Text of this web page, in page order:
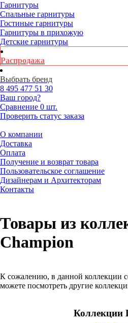
Гарнитуры
Спальные гарнитуры
Гостиные гарнитуры
Гарнитуры в прихожую
Детские гарнитуры
Распродажа
Выбрать бренд
8 495 477 51 30
Ваш город?
Сравнение 0 шт.
Проверить статус заказа
О компании
Доставка
Оплата
Получение и возврат товара
Пользовательское соглашение
Дизайнерам и Архитекторам
Контакты
Товары из
Champion
К сожалению, в данной коллекции
можете посмотреть другие
Коллекции